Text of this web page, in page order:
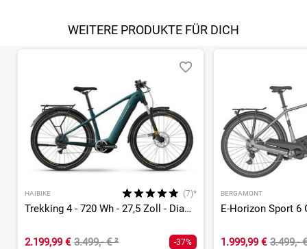
WEITERE PRODUKTE FÜR DICH
HAIBIKE (7)*
Trekking 4 - 720 Wh - 27,5 Zoll - Diamant
2.199,99 € 3.499,- €² -37%
BERGAMONT
1.999,99 € 3.499,-